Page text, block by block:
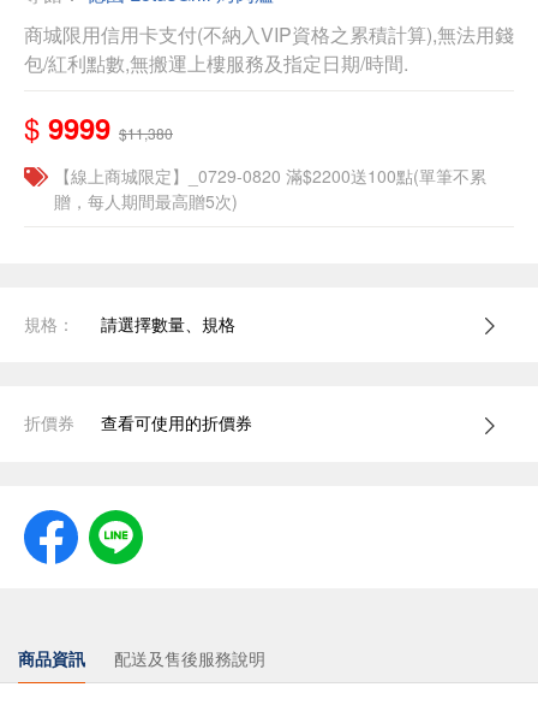
商城限用信用卡支付(不納入VIP資格之累積計算),無法用錢
包/紅利點數,無搬運上樓服務及指定日期/時間.
$ 9999 $11,380
【線上商城限定】_0729-0820 滿$2200送100點(單筆不累
贈，每人期間最高贈5次)
規格： 請選擇數量、規格
折價券 查看可使用的折價券
商品資訊 配送及售後服務說明